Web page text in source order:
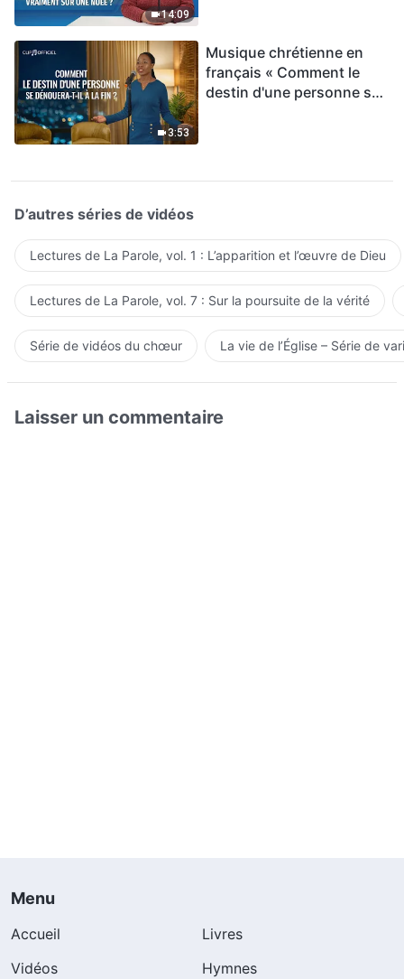
14:09
3:53
Musique chrétienne en
français « Comment le
destin d'une personne se
D’autres séries de vidéos
Lectures de La Parole, vol. 1 : L’apparition et l’œuvre de Dieu
Lectures de La Parole, vol. 7 : Sur la poursuite de la vérité
Série de vidéos du chœur La vie de l’Église – Série de
Laisser un commentaire
Menu
Accueil
Livres
Vidéos
Hymnes